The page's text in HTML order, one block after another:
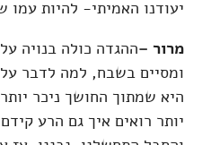
יעודנו האמיתי- להיות עמו
מרור – ההגדה כולה בנויה על
ומסיים בשבח, למה לדבר על
היא שמתוך החושך ניכר
יותר רואים איך גם הרע קידם